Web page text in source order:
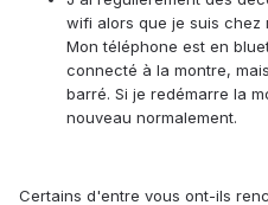
wifi alors que je suis chez
Mon téléphone est en
connecté à la montre,
barré. Si je redémarre la
nouveau normalement.
Certains d'entre vous ont-ils